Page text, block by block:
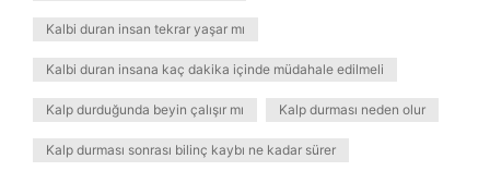
Kalbi duran insan tekrar yaşar mı
Kalbi duran insana kaç dakika içinde müdahale edilmeli
Kalp durduğunda beyin çalışır mı Kalp durması neden olur
Kalp durması sonrası bilinç kaybı ne kadar sürer